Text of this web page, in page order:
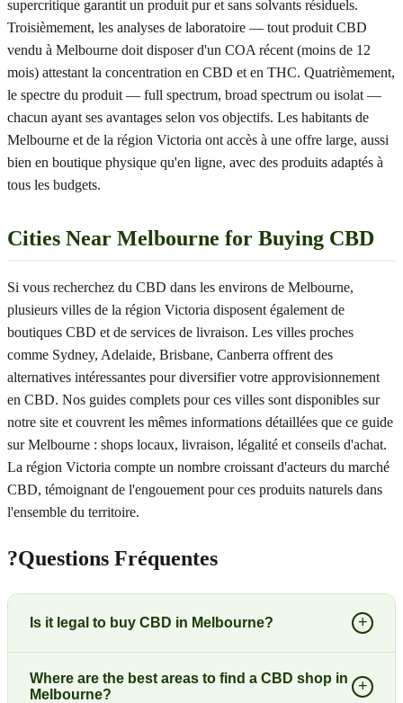
supercritique garantit un produit pur et sans solvants résiduels.
Troisièmement, les analyses de laboratoire — tout produit CBD
vendu à Melbourne doit disposer d'un COA récent (moins de 12
mois) attestant la concentration en CBD et en THC. Quatrièmement,
le spectre du produit — full spectrum, broad spectrum ou isolat —
chacun ayant ses avantages selon vos objectifs. Les habitants de
Melbourne et de la région Victoria ont accès à une offre large, aussi
bien en boutique physique qu'en ligne, avec des produits adaptés à
tous les budgets.
Cities Near Melbourne for Buying CBD
Si vous recherchez du CBD dans les environs de Melbourne,
plusieurs villes de la région Victoria disposent également de
boutiques CBD et de services de livraison. Les villes proches
comme Sydney, Adelaide, Brisbane, Canberra offrent des
alternatives intéressantes pour diversifier votre approvisionnement
en CBD. Nos guides complets pour ces villes sont disponibles sur
notre site et couvrent les mêmes informations détaillées que ce guide
sur Melbourne : shops locaux, livraison, légalité et conseils d'achat.
La région Victoria compte un nombre croissant d'acteurs du marché
CBD, témoignant de l'engouement pour ces produits naturels dans
l'ensemble du territoire.
?Questions Fréquentes
Is it legal to buy CBD in Melbourne? +
Where are the best areas to find a CBD shop in
Melbourne?
+